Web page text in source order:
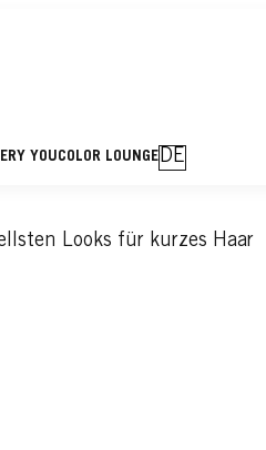
YOUCOLOR LOUNGEDE
Looks für kurzes Haar